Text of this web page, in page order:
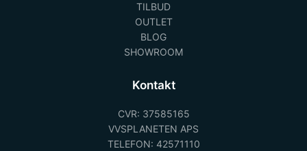
TILBUD
OUTLET
BLOG
SHOWROOM
Kontakt
CVR: 37585165
VVSPLANETEN APS
TELEFON: 42571110